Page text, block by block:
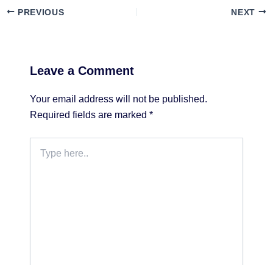
PREVIOUS NEXT
Leave a Comment
Your email address will not be published.
Required fields are marked *
here..